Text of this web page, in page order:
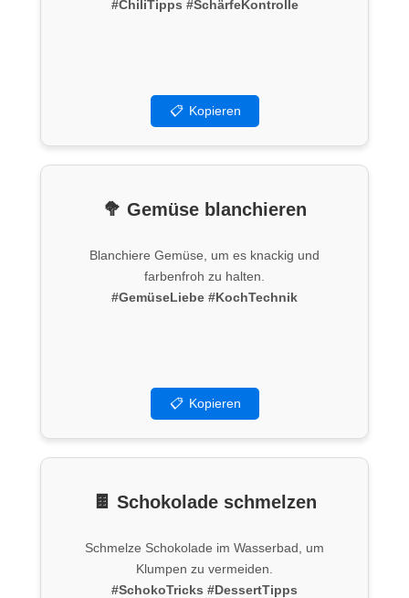
#ChiliTipps #SchärfeKontrolle
📋 Kopieren
🥦 Gemüse blanchieren
Blanchiere Gemüse, um es knackig und
farbenfroh zu halten.
#GemüseLiebe #KochTechnik
📋 Kopieren
🍫 Schokolade schmelzen
Schmelze Schokolade im Wasserbad, um
Klumpen zu vermeiden.
#SchokoTricks #DessertTipps